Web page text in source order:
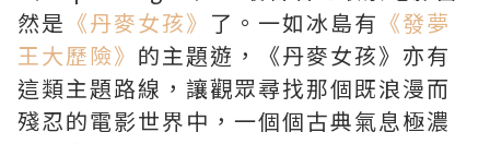
然是 《丹麥女孩》 了。一如冰島有 《發夢
王大歷險》 的主題遊，《丹麥女孩》亦有
這類主題路線，讓觀眾尋找那個既浪漫而
殘忍的電影世界中，一個個古典氣息極濃